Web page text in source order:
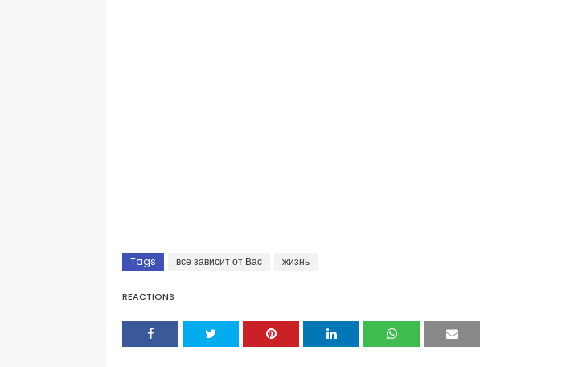
Tags все зависит от Вас жизнь
REACTIONS